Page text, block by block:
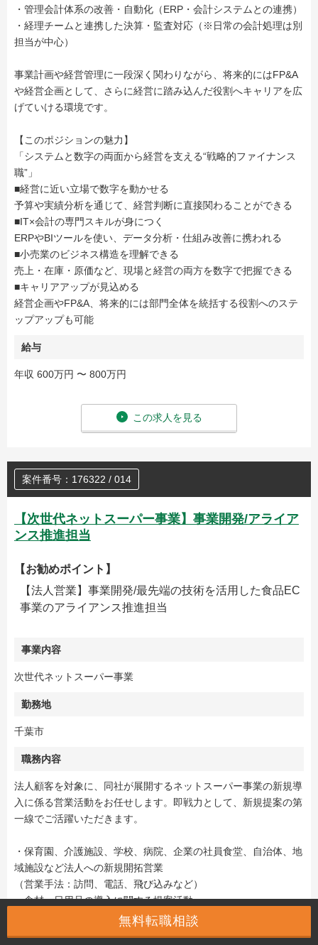
・管理会計体系の改善・自動化（ERP・会計システムとの連携）
・経理チームと連携した決算・監査対応（※日常の会計処理は別
担当が中心）
事業計画や経営管理に一段深く関わりながら、将来的にはFP&A
や経営企画として、さらに経営に踏み込んだ役割へキャリアを広
げていける環境です。
【このポジションの魅力】
「システムと数字の両面から経営を支える“戦略的ファイナンス
職”」
■経営に近い立場で数字を動かせる
予算や実績分析を通じて、経営判断に直接関わることができる
■IT×会計の専門スキルが身につく
ERPやBIツールを使い、データ分析・仕組み改善に携われる
■小売業のビジネス構造を理解できる
売上・在庫・原価など、現場と経営の両方を数字で把握できる
■キャリアアップが見込める
経営企画やFP&A、将来的には部門全体を統括する役割へのステ
ップアップも可能
給与
年収 600万円 〜 800万円
この求人を見る
案件番号：176322 / 014
【次世代ネットスーパー事業】事業開発/アライア
ンス推進担当
【お勧めポイント】
【法人営業】事業開発/最先端の技術を活用した食品EC
事業のアライアンス推進担当
事業内容
次世代ネットスーパー事業
勤務地
千葉市
職務内容
法人顧客を対象に、同社が展開するネットスーパー事業の新規導
入に係る営業活動をお任せします。即戦力として、新規提案の第
一線でご活躍いただきます。
・保育園、介護施設、学校、病院、企業の社員食堂、自治体、地
域施設など法人への新規開拓営業
（営業手法：訪問、電話、飛び込みなど）
・食材、日用品の導入に関する提案活動
・契約～運用開始までのフォローアップ
無料転職相談